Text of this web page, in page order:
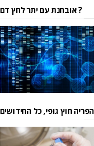
אובחנת עם יתר לחץ דם ?
הפריה חוץ גופי, כל החידושים